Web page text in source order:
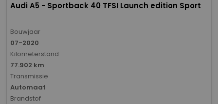
Audi A5 - Sportback 40 TFSI Launch edition Sport
Bouwjaar
07-2020
Kilometerstand
77.902 km
Transmissie
Automaat
Brandstof